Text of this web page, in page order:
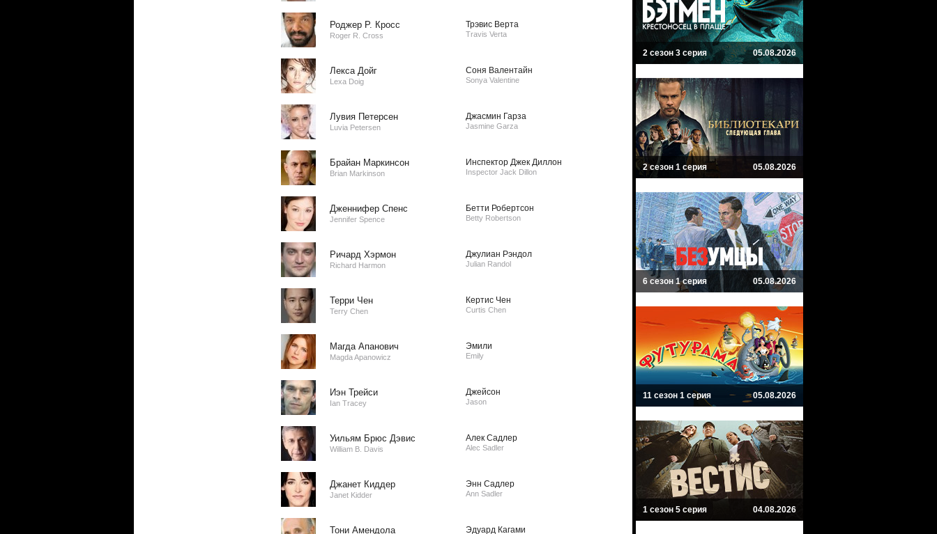
Роджер Р. Кросс
Roger R. Cross
Трэвис Верта
Travis Verta
Лекса Дойг
Lexa Doig
Соня Валентайн
Sonya Valentine
Лувия Петерсен
Luvia Petersen
Джасмин Гарза
Jasmine Garza
Брайан Маркинсон
Brian Markinson
Инспектор Джек Диллон
Inspector Jack Dillon
Дженнифер Спенс
Jennifer Spence
Бетти Робертсон
Betty Robertson
Ричард Хэрмон
Richard Harmon
Джулиан Рэндол
Julian Randol
Терри Чен
Terry Chen
Кертис Чен
Curtis Chen
Магда Апанович
Magda Apanowicz
Эмили
Emily
Иэн Трейси
Ian Tracey
Джейсон
Jason
Уильям Брюс Дэвис
William B. Davis
Алек Садлер
Alec Sadler
Джанет Киддер
Janet Kidder
Энн Садлер
Ann Sadler
Тони Амендола Эдуард Кагами
2 сезон 3 серия 05.08.2026
2 сезон 1 серия 05.08.2026
6 сезон 1 серия 05.08.2026
11 сезон 1 серия 05.08.2026
1 сезон 5 серия 04.08.2026